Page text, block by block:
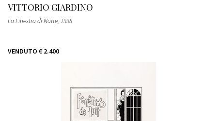
VITTORIO GIARDINO
La Finestra di Notte, 1998
VENDUTO € 2.400